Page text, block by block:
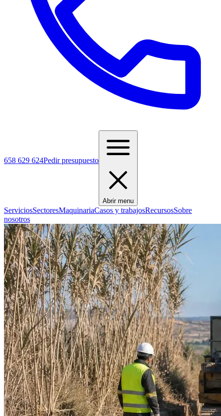
658 629 624Pedir presupuesto
Abrir menu
ServiciosSectoresMaquinariaCasos y trabajosRecursosSobre
nosotros